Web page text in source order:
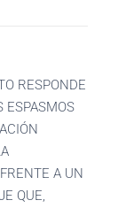
RESPONDE
ESPASMOS
A UN
QUE,